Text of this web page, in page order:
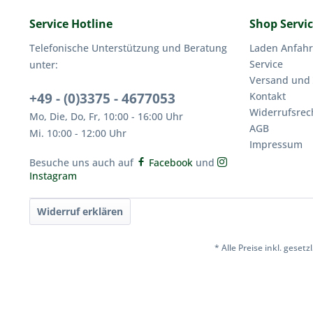
Service Hotline
Telefonische Unterstützung und Beratung
unter:
+49 - (0)3375 - 4677053
Mo, Die, Do, Fr, 10:00 - 16:00 Uhr
Mi. 10:00 - 12:00 Uhr
Besuche uns auch auf Facebook und
Instagram
Shop
Laden
Service
Versand
Kontakt
AGB
Impressum
Widerruf erklären
* Alle Preise inkl.